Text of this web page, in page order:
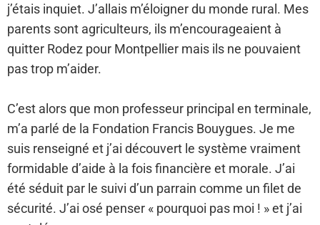
j’étais inquiet. J’allais m’éloigner du monde rural. Mes
parents sont agriculteurs, ils m’encourageaient à
quitter Rodez pour Montpellier mais ils ne pouvaient
pas trop m’aider.
C’est alors que mon professeur principal en terminale,
m’a parlé de la Fondation Francis Bouygues. Je me
suis renseigné et j’ai découvert le système vraiment
formidable d’aide à la fois financière et morale. J’ai
été séduit par le suivi d’un parrain comme un filet de
sécurité. J’ai osé penser « pourquoi pas moi ! » et j’ai